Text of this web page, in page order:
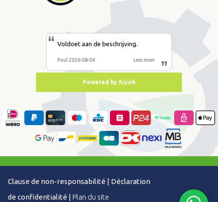
“ Voldoet aan de beschrijving.
Paul 2026-08-04 Lees meer ”
Powered by Kiyoh
Clause de non-responsabilité | Déclaration
de confidentialité | Plan du site